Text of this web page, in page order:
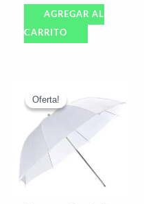
AGREGAR AL
CARRITO
Oferta!
Oferta!precio
original
$17.451.
precio
es: